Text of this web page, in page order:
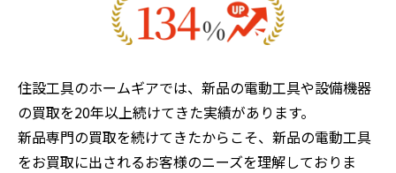
住設工具のホームギアでは、新品の電動工具や設備機器
の買取を20年以上続けてきた実績があります。
新品専門の買取を続けてきたからこそ、新品の電動工具
をお買取に出されるお客様のニーズを理解しておりま